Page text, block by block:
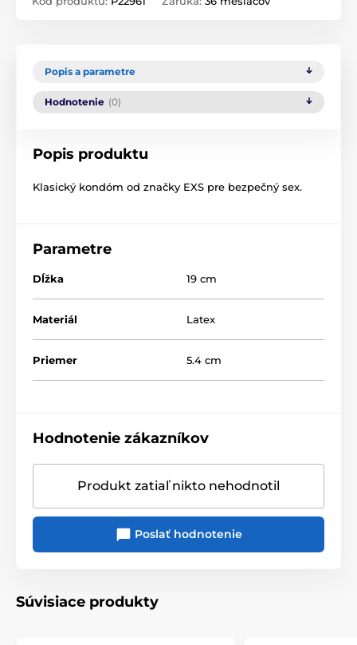
Popis a parametre
Hodnotenie (0)
Popis produktu
Klasický kondóm od značky EXS pre bezpečný sex.
Parametre
Dĺžka 19 cm
Materiál Latex
Priemer 5.4 cm
Hodnotenie zákazníkov
Produkt zatiaľ nikto nehodnotil
Poslať hodnotenie
Súvisiace produkty